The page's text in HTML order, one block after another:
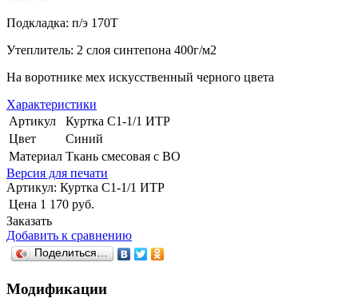
Подкладка: п/э 170Т
Утеплитель: 2 слоя синтепона 400г/м2
На воротнике мех искусственный черного цвета
Характеристики
Артикул
Куртка С1-1/1 ИТР
Цвет
Синий
Материал Ткань смесовая с ВО
Версия для печати
Артикул: Куртка С1-1/1 ИТР
Цена 1 170 руб.
Заказать
Добавить к сравнению
Поделиться…
Модификации